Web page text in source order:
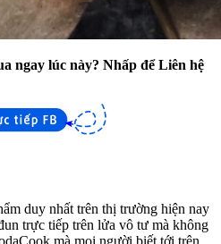
ngay lúc này? Nhấp để Liên hệ
duy nhất trên thị trường hiện nay
trực tiếp trên lửa vô tư mà không
mà mọi người biết tới trên